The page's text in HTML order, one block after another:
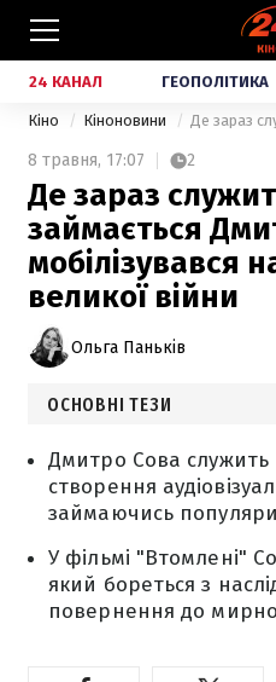
24 КАНАЛ ГЕОПОЛІТИКА
Кіно Кіноновини
8 травня, 17:07 2
Де зараз
займається
мобілізувався
великої війни
Ольга Паньків
ОСНОВНІ ТЕЗИ
Дмитро Сова служить
створення
займаючись
У фільмі "Втомлені"
який бореться з
повернення до